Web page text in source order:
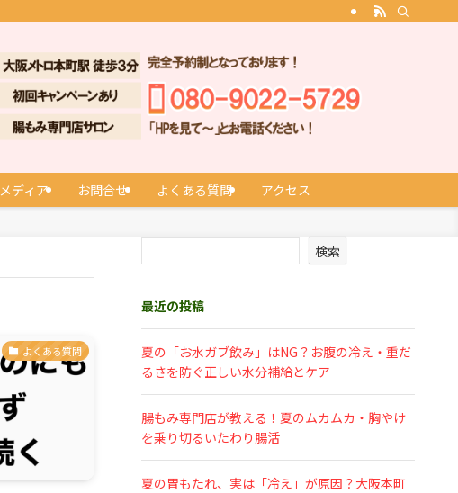
メディア お問合せ よくある質問 アクセス
よくある質問
検索
最近の投稿
夏の「お水ガブ飲み」はNG？お腹の冷え・重だ
るさを防ぐ正しい水分補給とケア
腸もみ専門店が教える！夏のムカムカ・胸やけ
を乗り切るいたわり腸活
夏の胃もたれ、実は「冷え」が原因？大阪本町